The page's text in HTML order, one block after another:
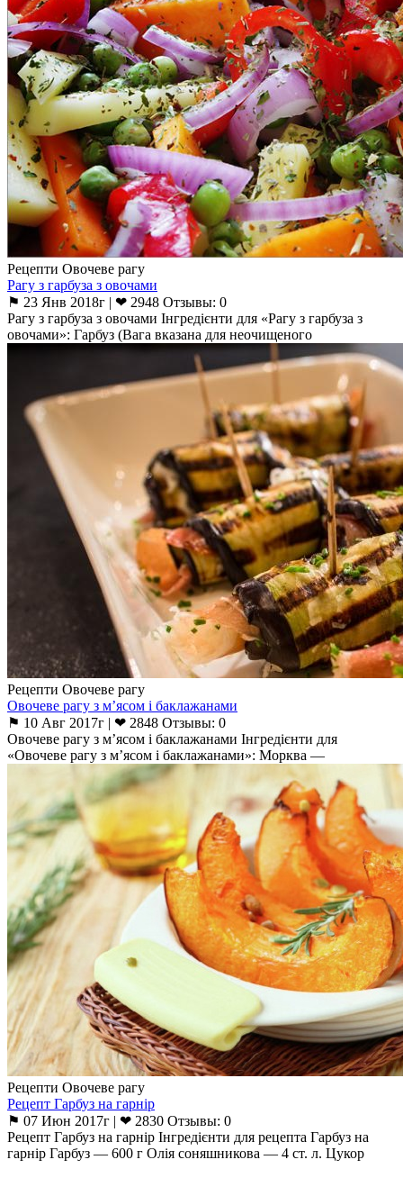
Рецепти Овочеве рагу
Рагу з гарбуза з овочами
⚑ 23 Янв 2018г | ❤ 2948 Отзывы: 0
Рагу з гарбуза з овочами Інгредієнти для «Рагу з гарбуза з
овочами»: Гарбуз (Вага вказана для неочищеного
Рецепти Овочеве рагу
Овочеве рагу з м’ясом і баклажанами
⚑ 10 Авг 2017г | ❤ 2848 Отзывы: 0
Овочеве рагу з м’ясом і баклажанами Інгредієнти для
«Овочеве рагу з м’ясом і баклажанами»: Морква —
Рецепти Овочеве рагу
Рецепт Гарбуз на гарнір
⚑ 07 Июн 2017г | ❤ 2830 Отзывы: 0
Рецепт Гарбуз на гарнір Інгредієнти для рецепта Гарбуз на
гарнір Гарбуз — 600 г Олія соняшникова — 4 ст. л. Цукор